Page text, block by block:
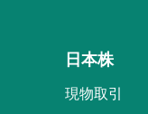
日本株
現物取引